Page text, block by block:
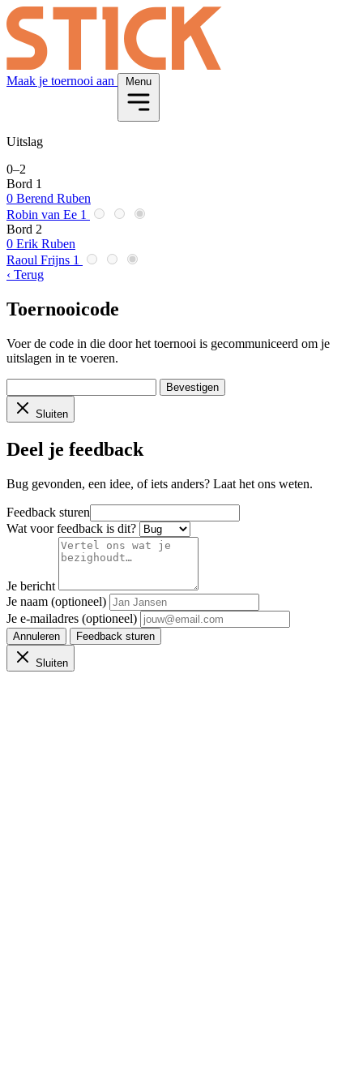
Maak je toernooi aan Menu
Uitslag
0–2
Bord 1
0 Berend Ruben
Robin van Ee 1
Bord 2
0 Erik Ruben
Raoul Frijns 1
‹ Terug
Toernooicode
Voer de code in die door het toernooi is gecommuniceerd om je
uitslagen in te voeren.
Bevestigen
Sluiten
Deel je feedback
Bug gevonden, een idee, of iets anders? Laat het ons weten.
Feedback sturen
Wat voor feedback is dit?
Je bericht
Je naam (optioneel)
Je e-mailadres (optioneel)
Annuleren Feedback sturen
Sluiten